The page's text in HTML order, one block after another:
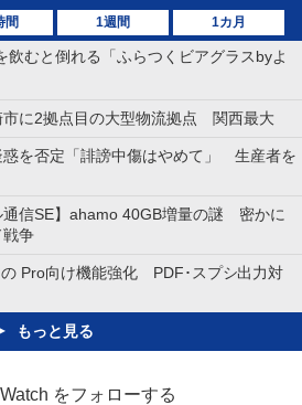
間 1週間 1カ月
飲むと倒れる「ふらつくビアグラスbyよ
市に2拠点目の大型物流拠点 関西最大
惑を否定「誹謗中傷はやめて」 生産者を
通信SE】ahamo 40GB増量の謎 密かに
戦争
の Pro向け機能強化 PDF･スプシ出力対
もっと見る
をフォローする